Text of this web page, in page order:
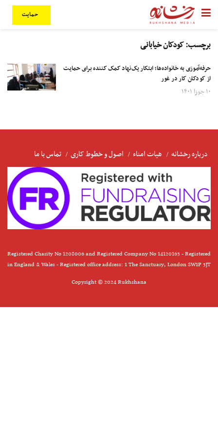
حمایت
برچسب:کودکان خیابانی
حرفه‌آموزی به خانواده‌ها؛ ابتکار یک‌نهاد کمک کننده برای حمایت
از کودکان کار در غور
۱۰ جوزا ۱۴۰۱
درباره رخشانه هیات امناء اصول و خطوط کاری تماس با ما
Registered Charity No 1208006 and Registered Company No 14120163 - Registered
in England & Wales - Registered office address: 1 The Sanctuary, London SW1P 3JT
Copyright © 2024 Rukhshana